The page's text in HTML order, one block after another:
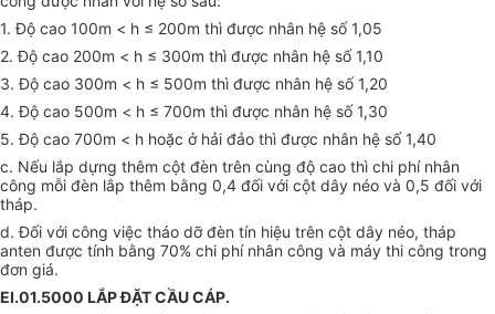
1. Độ cao 100m < h ≤ 200m thì được nhân hệ số 1,05
2. Độ cao 200m < h ≤ 300m thì được nhân hệ số 1,10
3. Độ cao 300m < h ≤ 500m thì được nhân hệ số 1,20
4. Độ cao 500m < h ≤ 700m thì được nhân hệ số 1,30
5. Độ cao 700m < h hoặc ở hải đảo thì được nhân hệ số 1,40
c. Nếu lắp dựng thêm cột đèn trên cùng độ cao thì chi phí nhân
công mỗi đèn lắp thêm bằng 0,4 đối với cột dây néo và 0,5 đối với
tháp.
d. Đối với công việc tháo dỡ đèn tín hiệu trên cột dây néo, tháp
anten được tính bằng 70% chi phí nhân công và máy thi công trong
đơn giá.
EI.01.5000 LẮP ĐẶT CẦU CÁP.